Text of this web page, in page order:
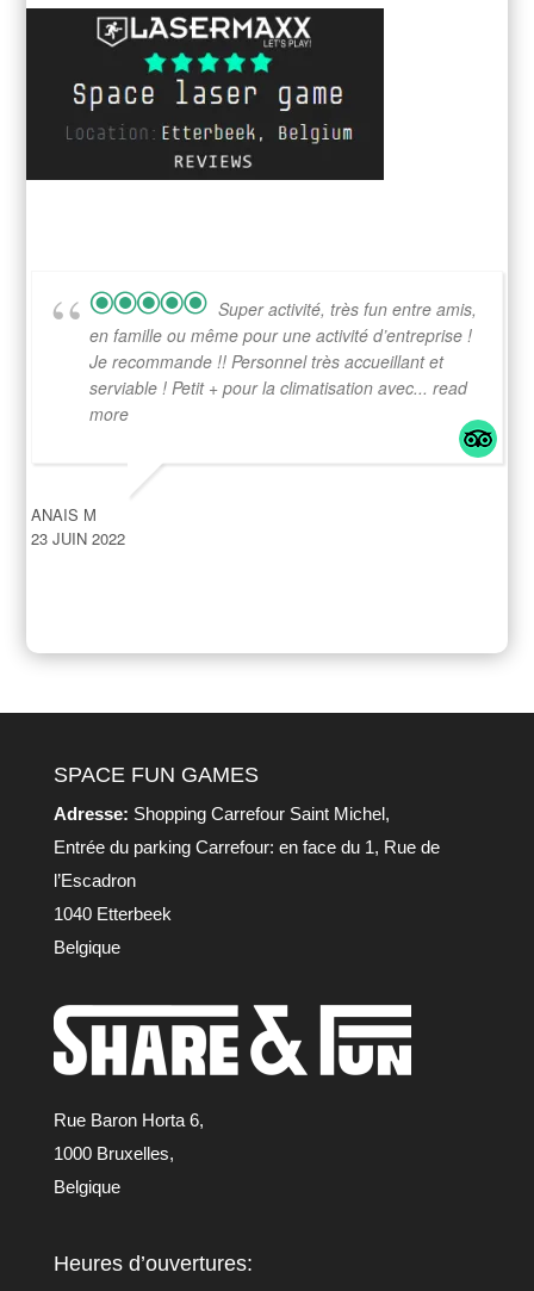
Super activité, très fun entre amis,
en famille ou même pour une activité d’entreprise !
Je recommande !! Personnel très accueillant et
serviable ! Petit + pour la climatisation avec... read
more
ANAIS M
23 JUIN 2022
SPACE FUN GAMES
Adresse: Shopping Carrefour Saint Michel,
Entrée du parking Carrefour: en face du 1, Rue de
l’Escadron
1040 Etterbeek
Belgique
Rue Baron Horta 6,
1000 Bruxelles,
Belgique
Heures d’ouvertures: